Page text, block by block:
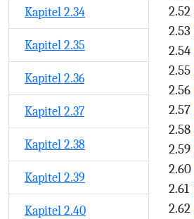
Kapitel 2.34
Kapitel 2.35
Kapitel 2.36
Kapitel 2.37
Kapitel 2.38
Kapitel 2.39
Kapitel 2.40
2.52
2.53
2.54
2.55
2.56
2.57
2.58
2.59
2.60
2.61
2.62